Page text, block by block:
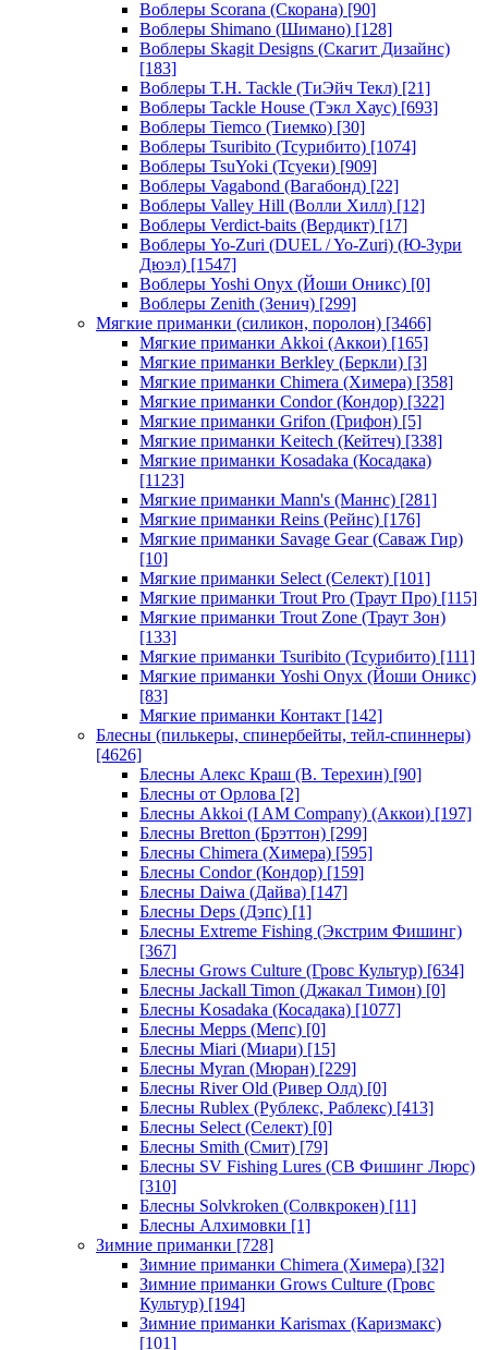
Воблеры Scorana (Скорана) [90]
Воблеры Shimano (Шимано) [128]
Воблеры Skagit Designs (Скагит Дизайнс)
[183]
Воблеры T.H. Tackle (ТиЭйч Текл) [21]
Воблеры Tackle House (Тэкл Хаус) [693]
Воблеры Tiemco (Тиемко) [30]
Воблеры Tsuribito (Тсурибито) [1074]
Воблеры TsuYoki (Тсуеки) [909]
Воблеры Vagabond (Вагабонд) [22]
Воблеры Valley Hill (Волли Хилл) [12]
Воблеры Verdict-baits (Вердикт) [17]
Воблеры Yo-Zuri (DUEL / Yo-Zuri) (Ю-Зури
Дюэл) [1547]
Воблеры Yoshi Onyx (Йоши Оникс) [0]
Воблеры Zenith (Зенич) [299]
Мягкие приманки (силикон, поролон) [3466]
Мягкие приманки Akkoi (Аккои) [165]
Мягкие приманки Berkley (Беркли) [3]
Мягкие приманки Chimera (Химера) [358]
Мягкие приманки Condor (Кондор) [322]
Мягкие приманки Grifon (Грифон) [5]
Мягкие приманки Keitech (Кейтеч) [338]
Мягкие приманки Kosadaka (Косадака)
[1123]
Мягкие приманки Mann's (Маннс) [281]
Мягкие приманки Reins (Рейнс) [176]
Мягкие приманки Savage Gear (Саваж Гир)
[10]
Мягкие приманки Select (Селект) [101]
Мягкие приманки Trout Pro (Траут Про) [115]
Мягкие приманки Trout Zone (Траут Зон)
[133]
Мягкие приманки Tsuribito (Тсурибито) [111]
Мягкие приманки Yoshi Onyx (Йоши Оникс)
[83]
Мягкие приманки Контакт [142]
Блесны (пилькеры, спинербейты, тейл-спиннеры)
[4626]
Блесны Алекс Краш (В. Терехин) [90]
Блесны от Орлова [2]
Блесны Akkoi (I AM Company) (Аккои) [197]
Блесны Bretton (Брэттон) [299]
Блесны Chimera (Химера) [595]
Блесны Condor (Кондор) [159]
Блесны Daiwa (Дайва) [147]
Блесны Deps (Дэпс) [1]
Блесны Extreme Fishing (Экстрим Фишинг)
[367]
Блесны Grows Culture (Гровс Культур) [634]
Блесны Jackall Timon (Джакал Тимон) [0]
Блесны Kosadaka (Косадака) [1077]
Блесны Mepps (Мепс) [0]
Блесны Miari (Миари) [15]
Блесны Myran (Мюран) [229]
Блесны River Old (Ривер Олд) [0]
Блесны Rublex (Рублекс, Раблекс) [413]
Блесны Select (Селект) [0]
Блесны Smith (Смит) [79]
Блесны SV Fishing Lures (СВ Фишинг Люрс)
[310]
Блесны Solvkroken (Солвкрокен) [11]
Блесны Алхимовки [1]
Зимние приманки [728]
Зимние приманки Chimera (Химера) [32]
Зимние приманки Grows Culture (Гровс
Культур) [194]
Зимние приманки Karismax (Каризмакс)
[101]